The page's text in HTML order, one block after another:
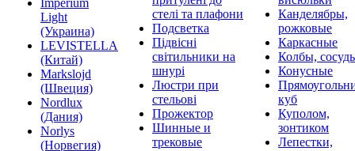
Imperium
Light
(Украина)
LEVISTELLA
(Китай)
Markslojd
(Швеция)
Nordlux
(Дания)
Norlys
(Норвегия)
стелі та плафони
Подсветка
Підвісні
світильники на
шнурі
Люстри при
стельові
Прожектор
Шинные и
трековые
Канделябры,
рожковые
Каркасные
Колбы,
Конусные
куб
Куполом,
зонтиком
Лепестки,